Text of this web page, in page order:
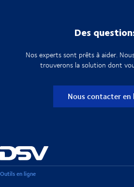
Des
Nos experts sont prêts à aider.
trouverons la solution dont
Nous contacter en
Outils en ligne